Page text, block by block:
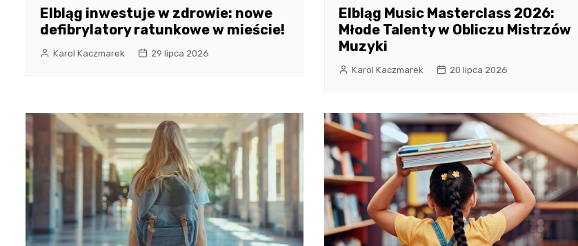
Elbląg inwestuje w zdrowie: nowe
defibrylatory ratunkowe w mieście!
Karol Kaczmarek 29 lipca 2026
Elbląg Music Masterclass 2026:
Młode Talenty w Obliczu Mistrzów
Muzyki
Karol Kaczmarek 20 lipca 2026